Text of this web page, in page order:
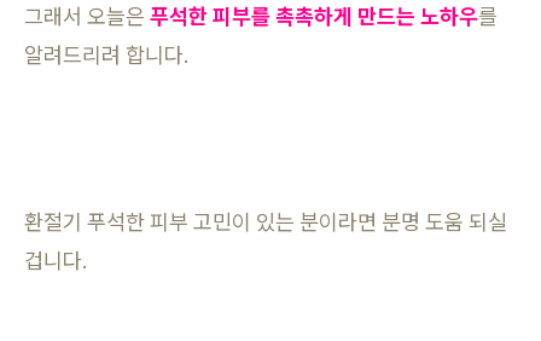
그래서 오늘은 푸석한 피부를 촉촉하게 만드는 노하우를
알려드리려 합니다.
환절기 푸석한 피부 고민이 있는 분이라면 분명 도움 되실
겁니다.